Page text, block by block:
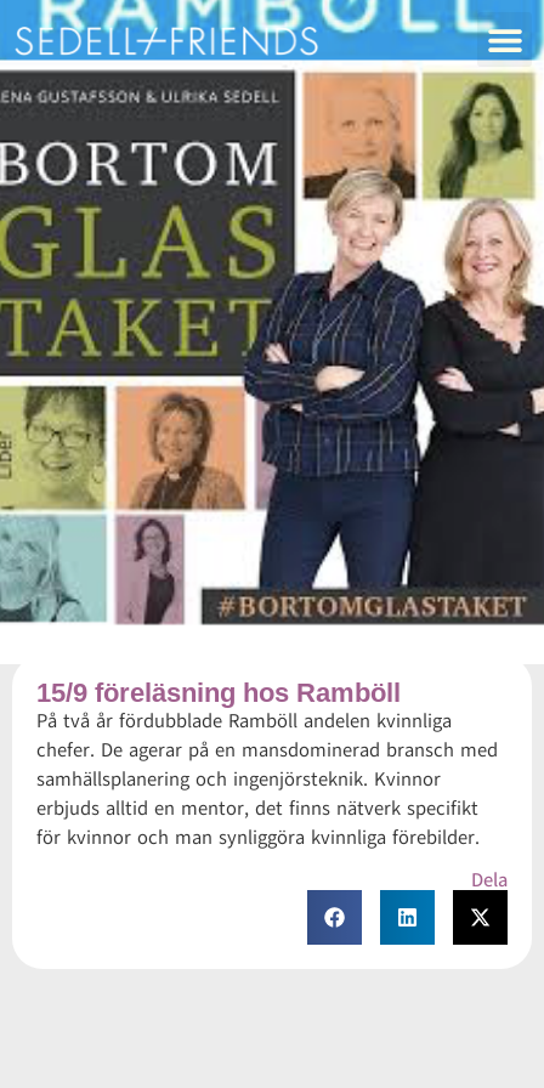
15/9 föreläsning hos Ramböll
På två år fördubblade Ramböll andelen kvinnliga
chefer. De agerar på en mansdominerad bransch med
samhällsplanering och ingenjörsteknik. Kvinnor
erbjuds alltid en mentor, det finns nätverk specifikt
för kvinnor och man synliggöra kvinnliga förebilder.
Dela